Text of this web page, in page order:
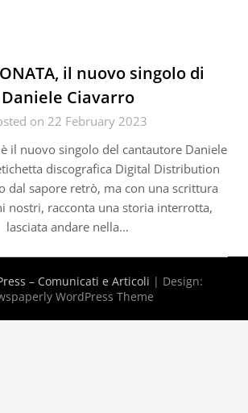
il nuovo singolo di
Daniele Ciavarro
on 22 February 2023
è il nuovo singolo del cantautore Daniele
discografica Digital Distribution
dal sapore retrò, ma con una scrittura
nostri, racconta una storia interrotta,
lasciata andare nella…
– Comunicati e Articoli | Design:
WordPress Theme